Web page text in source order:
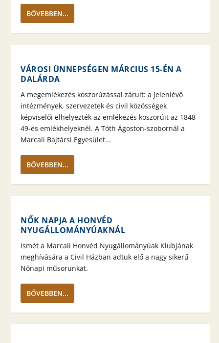
BŐVEBBEN...
VÁROSI ÜNNEPSÉGEN MÁRCIUS 15-ÉN A
DALÁRDA
A megemlékezés koszorúzással zárult: a jelenlévő
intézmények, szervezetek és civil közösségek
képviselői elhelyezték az emlékezés koszorúit az 1848–
49-es emlékhelyeknél. A Tóth Ágoston-szobornál a
Marcali Bajtársi Egyesület...
BŐVEBBEN...
NŐK NAPJA A HONVÉD
NYUGÁLLOMÁNYÚAKNÁL
Ismét a Marcali Honvéd Nyugállományúak Klubjának
meghívására a Civil Házban adtuk elő a nagy sikerű
Nőnapi műsorunkat.
BŐVEBBEN...